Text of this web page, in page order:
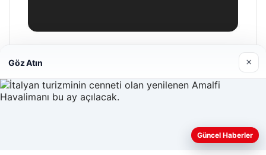
Hastaş Beton
26/05/2026
Web sitemizi nasıl kullandığınızı daha iyi anlayabilmek,
Göz Atın ×
Güncel Haberler